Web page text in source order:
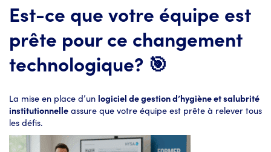
Est-ce que votre équipe est
prête pour ce changement
technologique? 🎯
La mise en place d’un logiciel de gestion d’hygiène et salubrité
institutionnelle assure que votre équipe est prête à relever tous
les défis.